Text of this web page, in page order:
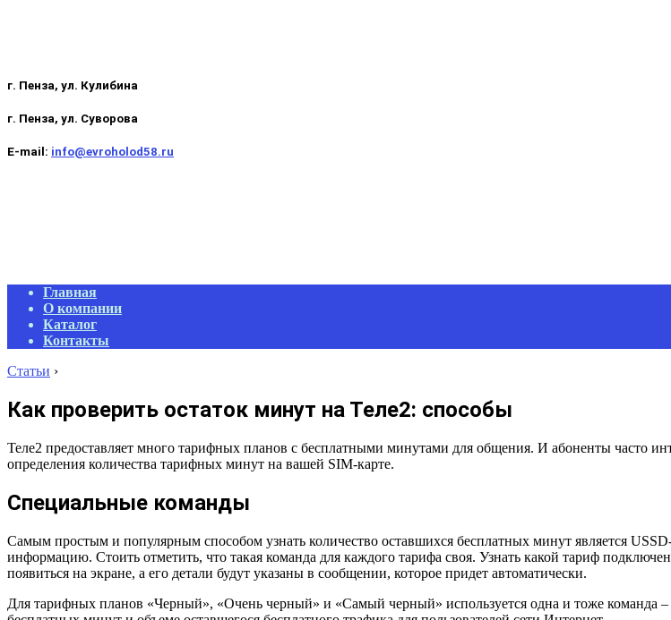
г. Пенза, ул. Кулибина
г. Пенза, ул. Суворова
E-mail: info@evroholod58.ru
Primary
Navigation
Menu
Главная
О компании
Каталог
Контакты
Статьи ›
Как проверить остаток минут на Теле2: способы
Теле2 предоставляет много тарифных планов с бесплатными минутами для общения. И абоненты часто
определения количества тарифных минут на вашей SIM-карте.
Специальные команды
Самым простым и популярным способом узнать количество оставшихся бесплатных минут является
информацию. Стоить отметить, что такая команда для каждого тарифа своя. Узнать какой тариф
появиться на экране, а его детали будут указаны в сообщении, которое придет автоматически.
Для тарифных планов «Черный», «Очень черный» и «Самый черный» используется одна и тоже команда